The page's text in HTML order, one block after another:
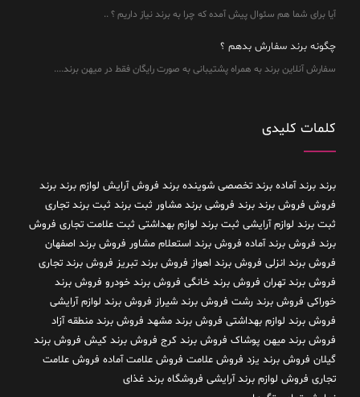
آیا برای شما هم سئوال پیش آمده که چرا به برند نیاز داریم ؟ ..
چگونه برند سفارش بدهم ؟
سفارش آنلاین برند به همراه پشتیبانی به صورت رایگان فقط در میهن برند....
کلمات کلیدی
برند برند آماده برند تخصصی شوینده برند فروش آرایش لوازم برند برند
فروش فروش برند برند فروشی برند مشاور ثبت برند ثبت برند تجاری
ثبت برند لوازم آرایشی ثبت برند لوازم بهداشتی ثبت علامت تجاری فروش
برند فروش برند آماده فروش برند استعلام مشاور فروش برند اصفهان
فروش برند انزلی فروش برند اهواز فروش برند تبریز فروش برند تجاری
فروش برند تهران فروش برند خانگی فروش برند خودرو فروش برند
خوراکی فروش برند رشت فروش برند شیراز فروش برند لوازم آرایشی
فروش برند لوازم بهداشتی فروش برند مشهد فروش برند منطقه آزاد
فروش برند میهن پوشاک فروش برند کرج فروش برند کیش فروش برند
گیلان فروش برند یزد فروش علامت فروش علامت آماده فروش علامت
تجاری فروش لوازم برند آرایشی فروشگاه برند غذای